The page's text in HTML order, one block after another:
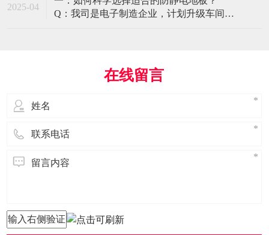
疗影像环境的特殊需求 电磁兼容性要求 •
MRI室需完全无磁：磁化率<0.001（
2025-04
Q：我司是电子制造企业，计划升级车间地
用场景、技术指标及长期维护成本综合考
量。作为深耕行业多年的广东立品地板科
在线留言